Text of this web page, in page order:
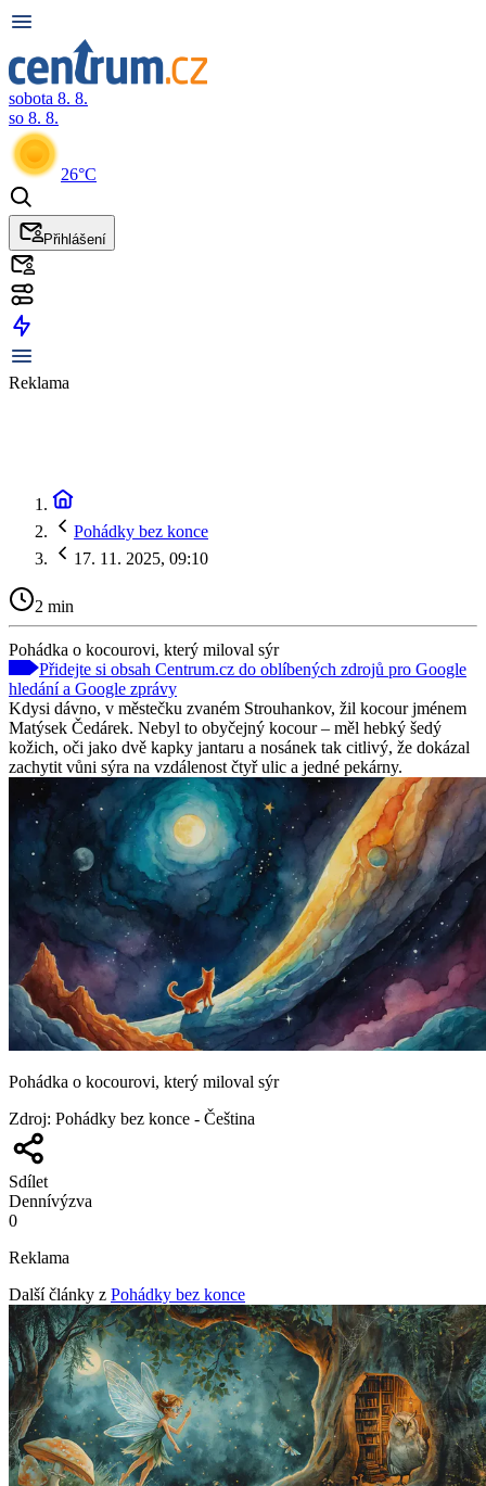
sobota 8. 8.
so 8. 8.
26°C
Přihlášení
Reklama
Pohádky bez konce
17. 11. 2025, 09:10
2 min
Pohádka o kocourovi, který miloval sýr
Přidejte si obsah Centrum.cz do oblíbených zdrojů pro Google
hledání a Google zprávy
Kdysi dávno, v městečku zvaném Strouhankov, žil kocour jménem
Matýsek Čedárek. Nebyl to obyčejný kocour – měl hebký šedý
kožich, oči jako dvě kapky jantaru a nosánek tak citlivý, že dokázal
zachytit vůni sýra na vzdálenost čtyř ulic a jedné pekárny.
Pohádka o kocourovi, který miloval sýr
Zdroj: Pohádky bez konce - Čeština
Sdílet
Dennívýzva
0
Reklama
Další články z Pohádky bez konce